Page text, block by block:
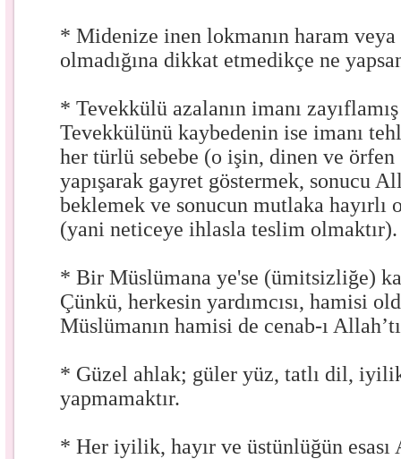
* Midenize inen lokmanın haram
olmadığına dikkat etmedikçe ne
* Tevekkülü azalanın imanı
Tevekkülünü kaybedenin ise imanı
her türlü sebebe (o işin, dinen ve örfen
yapışarak gayret göstermek, sonucu
beklemek ve sonucun mutlaka hayırlı
(yani neticeye ihlasla teslim olmaktır).
* Bir Müslümana ye'se (ümitsizliğe)
Çünkü, herkesin yardımcısı, hamisi
Müslümanın hamisi de cenab-ı
* Güzel ahlak; güler yüz, tatlı dil,
yapmamaktır.
* Her iyilik, hayır ve üstünlüğün